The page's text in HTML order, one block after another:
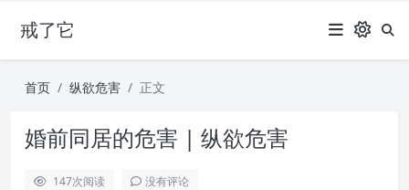
戒了它
首页 纵欲危害 正文
婚前同居的危害 | 纵欲危害
147次阅读 没有评论